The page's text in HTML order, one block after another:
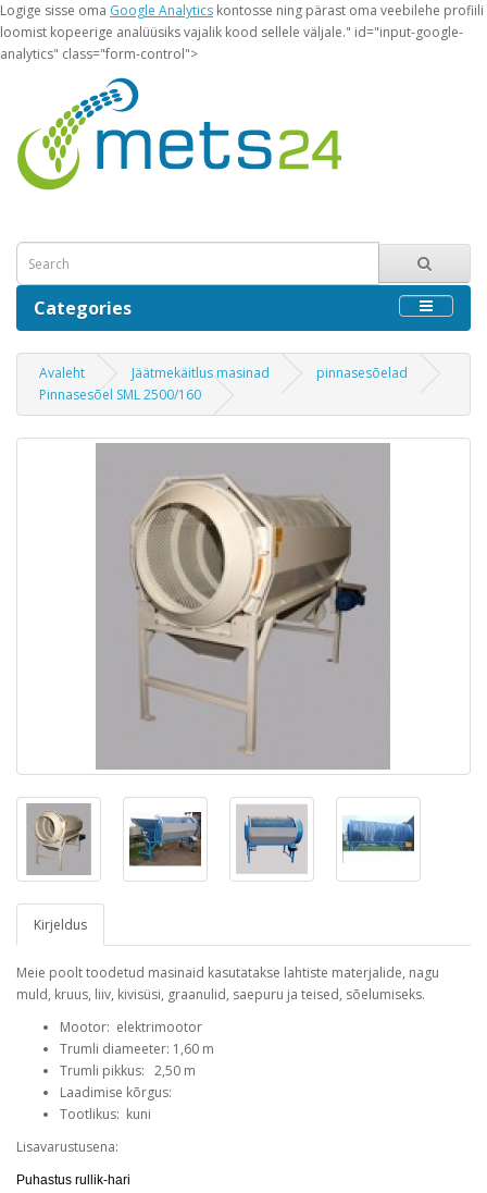
Logige sisse oma Google Analytics kontosse ning pärast oma veebilehe profiili
loomist kopeerige analüüsiks vajalik kood sellele väljale." id="input-google-
analytics" class="form-control">
Categories
Avaleht Jäätmekäitlus masinad
pinnasesõelad
Pinnasesõel SML 2500/160
Kirjeldus
Meie poolt toodetud masinaid kasutatakse lahtiste materjalide, nagu
muld, kruus, liiv, kivisüsi, graanulid, saepuru ja teised, sõelumiseks.
Mootor: elektrimootor
Trumli diameeter: 1,60 m
Trumli pikkus: 2,50 m
Laadimise kõrgus:
Tootlikus: kuni
Lisavarustusena:
Puhastus rullik-hari